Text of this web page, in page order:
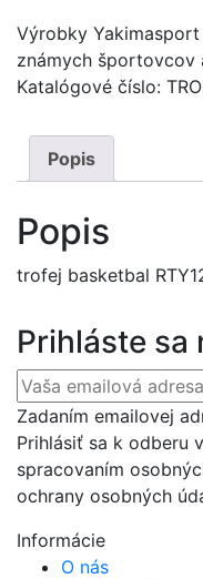
Výrobky
známych
Katalógové číslo:
Popis
Popis
trofej basketbal
Prihláste sa
Zadaním emailovej
Prihlásiť sa k odberu
spracovaním
ochrany osobných
Informácie
O nás